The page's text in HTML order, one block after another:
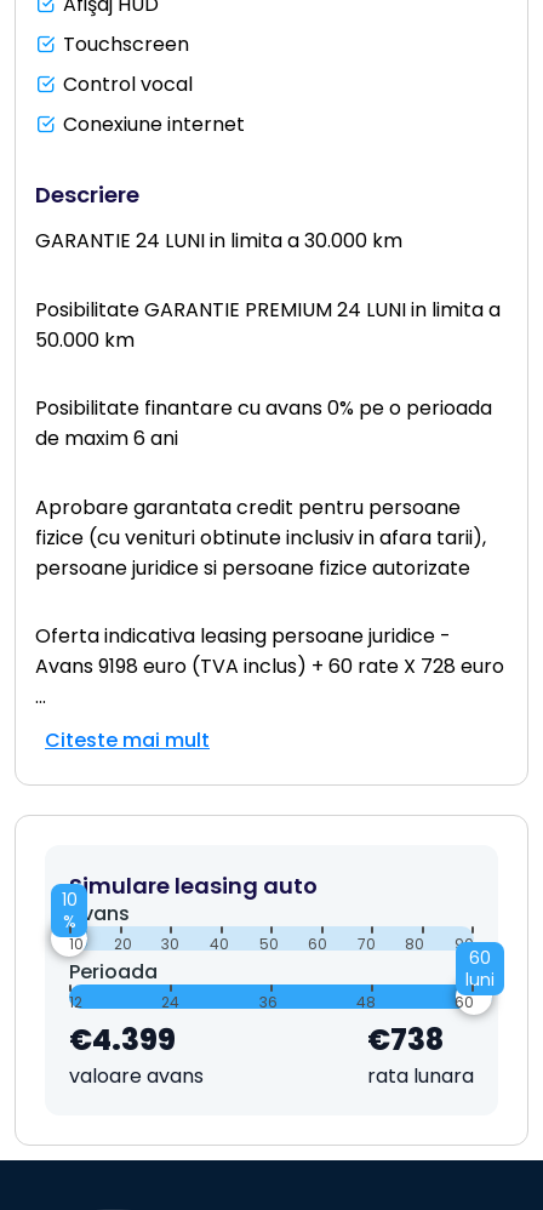
Touchscreen
Control vocal
Conexiune internet
Descriere
GARANTIE 24 LUNI in limita a 30.000 km
Posibilitate GARANTIE PREMIUM 24 LUNI in limita a
50.000 km
Posibilitate finantare cu avans 0% pe o perioada
de maxim 6 ani
Aprobare garantata credit pentru persoane
fizice (cu venituri obtinute inclusiv in afara tarii),
persoane juridice si persoane fizice autorizate
Oferta indicativa leasing persoane juridice -
Avans 9198 euro (TVA inclus) + 60 rate X 728 euro
...
Citeste mai mult
Simulare leasing auto
Avans
10
%
10 20 30 40 50 60 70 80 90
Perioada
60
luni
12 24 36 48 60
€4.399
valoare avans
€738
rata lunara